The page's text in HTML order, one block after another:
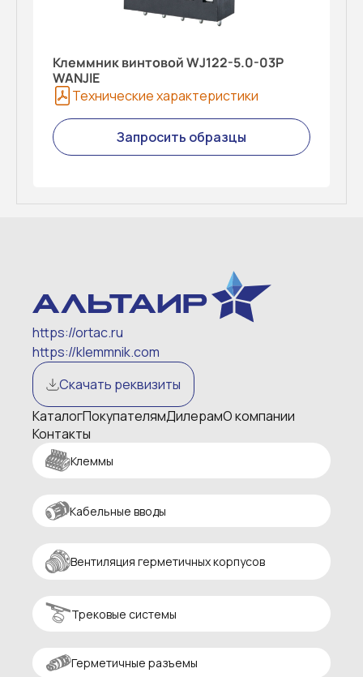
Клеммник винтовой WJ122-5.0-03P
WANJIE
Технические характеристики
Запросить образцы
https://ortac.ru
https://klemmnik.com
Скачать реквизиты
КаталогПокупателямДилерамО компании
Контакты
Клеммы
Кабельные вводы
Вентиляция герметичных корпусов
Трековые системы
Герметичные разъемы